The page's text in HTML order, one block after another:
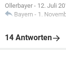
Ollerbayer - 12. Juli
Bayern - 1.
14 Antworten